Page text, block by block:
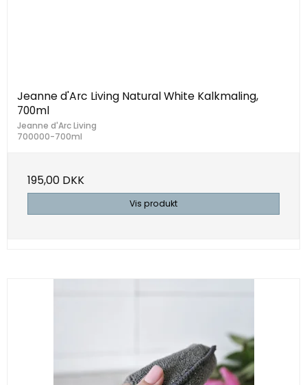
Jeanne d'Arc Living Natural White Kalkmaling,
700ml
Jeanne d'Arc Living
700000-700ml
195,00 DKK
Vis produkt